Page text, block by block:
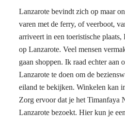
Lanzarote bevindt zich op maar
varen met de ferry, of veerboot,
arriveert in een toeristische plaats,
op Lanzarote. Veel mensen
gaan shoppen. Ik raad echter aan
Lanzarote te doen om de
eiland te bekijken. Winkelen kan
Zorg ervoor dat je het Timanfaya
Lanzarote bezoekt. Hier kun je